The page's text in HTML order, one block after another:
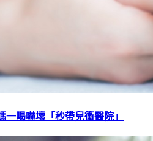
喝嚇壞「秒帶兒衝醫院」